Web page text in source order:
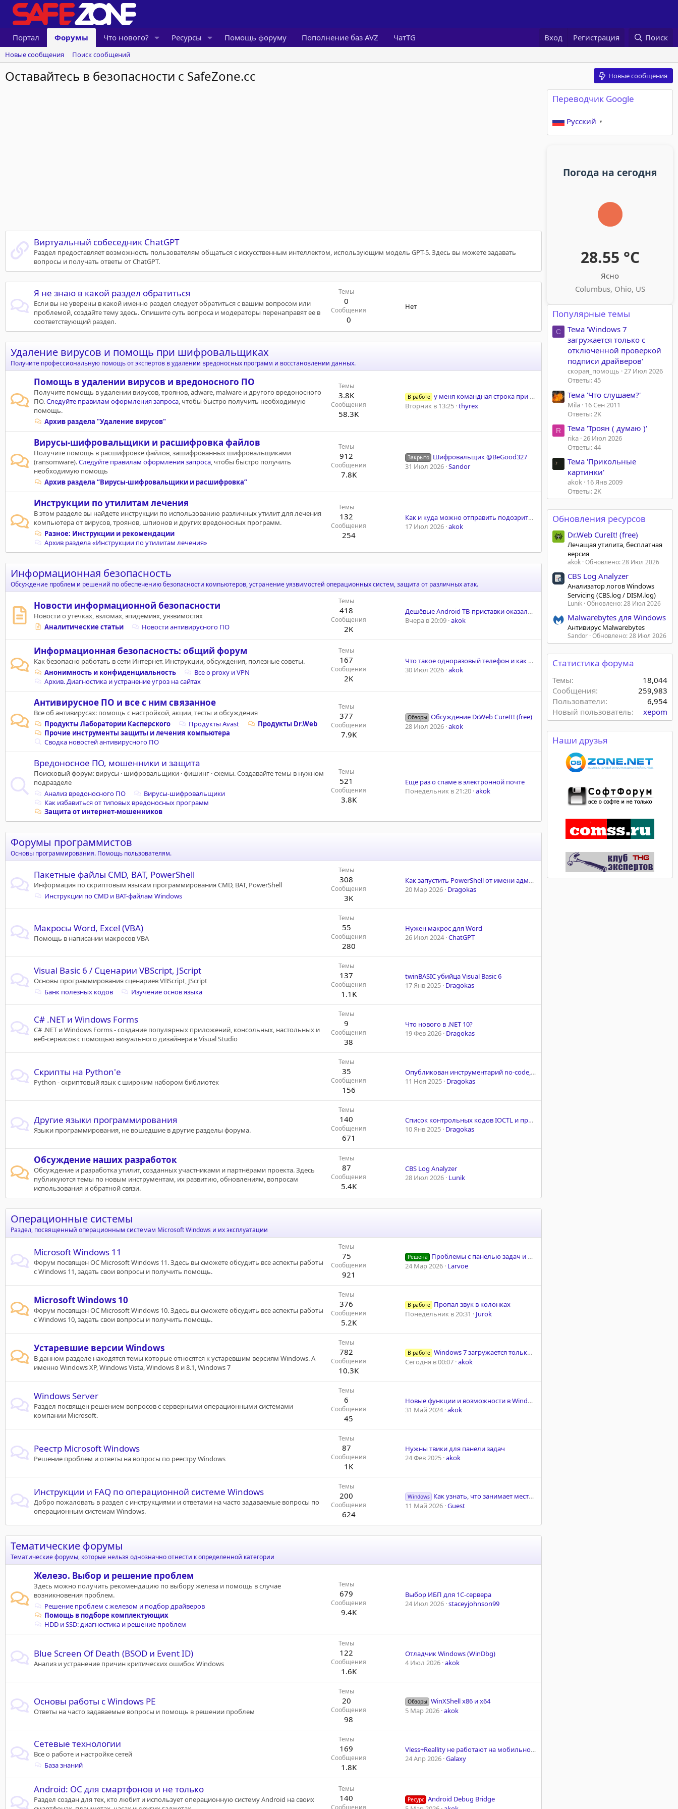
Портал Форумы Что нового? Ресурсы Помощь форуму Пополнение баз AVZ ЧатTG Вход Регистрация Поиск
Новые сообщения Поиск сообщений
Оставайтесь в безопасности с SafeZone.cc Новые сообщения
Виртуальный собеседник ChatGPT
Раздел предоставляет возможность пользователям общаться с искусственным интеллектом, использующим модель GPT-5. Здесь вы можете задавать
вопросы и получать ответы от ChatGPT.
Я не знаю в какой раздел обратиться
Если вы не уверены в какой именно раздел следует обратиться с вашим вопросом или
проблемой, создайте тему здесь. Опишите суть вопроса и модераторы перенаправят ее в
соответствующий раздел.
Темы
0
Сообщения
0
Нет
Удаление вирусов и помощь при шифровальщиках
Получите профессиональную помощь от экспертов в удалении вредоносных программ и восстановлении данных.
Помощь в удалении вирусов и вредоносного ПО
Получите помощь в удалении вирусов, троянов, adware, malware и другого вредоносного
ПО.Следуйте правилам оформления запроса, чтобы быстро получить необходимую
помощь.
Архив раздела "Удаление вирусов"
Темы
3.8K
Сообщения
58.3K
В работе у меня командная строка при включении компа
Вторник в 13:25 thyrex
Вирусы-шифровальщики и расшифровка файлов
Получите помощь в расшифровке файлов, зашифрованных шифровальщиками
(ransomware).Следуйте правилам оформления запроса, чтобы быстро получить
необходимую помощь
Архив раздела “Вирусы‑шифровальщики и расшифровка”
Темы
912
Сообщения
7.8K
Закрыто Шифровальщик @BeGood327
31 Июл 2026 Sandor
Инструкции по утилитам лечения
В этом разделе вы найдете инструкции по использованию различных утилит для лечения
компьютера от вирусов, троянов, шпионов и других вредоносных программ.
Разное: Инструкции и рекомендации
Архив раздела «Инструкции по утилитам лечения»
Темы
132
Сообщения
254
Как и куда можно отправить подозрительные файлы на анализ
17 Июл 2026 akok
Информационная безопасность
Обсуждение проблем и решений по обеспечению безопасности компьютеров, устранение уязвимостей операционных систем, защита от различных атак.
Новости информационной безопасности
Новости о утечках, взломах, эпидемиях, уязвимостях
Аналитические статьи
Новости антивирусного ПО
Темы
418
Сообщения
2K
Дешёвые Android ТВ-приставки оказались частью масштабной схемы рекламного мошенничества
Вчера в 20:09 akok
Информационная безопасность: общий форум
Как безопасно работать в сети Интернет. Инструкции, обсуждения, полезные советы.
Анонимность и конфиденциальность
Все о proxy и VPN
Архив. Диагностика и устранение угроз на сайтах
Темы
167
Сообщения
2K
Что такое одноразовый телефон и как его использовать?
30 Июл 2026 akok
Антивирусное ПО и все с ним связанное
Все об антивирусах: помощь с настройкой, акции, тесты и обсуждения
Продукты Лаборатории Касперского
Продукты Avast
Продукты Dr.Web
Прочие инструменты защиты и лечения компьютера
Сводка новостей антивирусного ПО
Темы
377
Сообщения
7.9K
Обзоры Обсуждение Dr.Web CureIt! (free)
28 Июл 2026 akok
Вредоносное ПО, мошенники и защита
Поисковый форум: вирусы · шифровальщики · фишинг · схемы. Создавайте темы в нужном
подразделе
Анализ вредоносного ПО
Вирусы-шифровальщики
Как избавиться от типовых вредоносных программ
Защита от интернет-мошенников
Темы
521
Сообщения
3.8K
Еще раз о спаме в электронной почте
Понедельник в 21:20 akok
Форумы программистов
Основы программирования. Помощь пользователям.
Пакетные файлы CMD, BAT, PowerShell
Информация по скриптовым языкам программирования CMD, BAT, PowerShell
Инструкции по CMD и BAT-файлам Windows
Темы
308
Сообщения
3K
Как запустить PowerShell от имени администратора
20 Мар 2026 Dragokas
Макросы Word, Excel (VBA)
Помощь в написании макросов VBA
Темы
55
Сообщения
280
Нужен макрос для Word
26 Июл 2024 ChatGPT
Visual Basic 6 / Сценарии VBScript, JScript
Основы программирования сценариев VBScript, JScript
Банк полезных кодов
Изучение основ языка
Темы
137
Сообщения
1.1K
twinBASIC убийца Visual Basic 6
17 Янв 2025 Dragokas
C# .NET и Windows Forms
C# .NET и Windows Forms - создание популярных приложений, консольных, настольных и
веб-сервисов с помощью визуального дизайнера в Visual Studio
Темы
9
Сообщения
38
Что нового в .NET 10?
19 Фев 2026 Dragokas
Скрипты на Python'е
Python - скриптовый язык с широким набором библиотек
Темы
35
Сообщения
156
Опубликован инструментарий no-code, позволяющий скрывать код в скриптах на языке Python.
11 Ноя 2025 Dragokas
Другие языки программирования
Языки программирования, не вошедшие в другие разделы форума.
Темы
140
Сообщения
671
Список контрольных кодов IOCTL и примеры использования
10 Янв 2025 Dragokas
Обсуждение наших разработок
Обсуждение и разработка утилит, созданных участниками и партнёрами проекта. Здесь
публикуются темы по новым инструментам, их развитию, обновлениям, вопросам
использования и обратной связи.
Темы
87
Сообщения
5.4K
CBS Log Analyzer
28 Июл 2026 Lunik
Операционные системы
Раздел, посвященный операционным системам Microsoft Windows и их эксплуатации
Microsoft Windows 11
Форум посвящен ОС Microsoft Windows 11. Здесь вы сможете обсудить все аспекты работы
с Windows 11, задать свои вопросы и получить помощь.
Темы
75
Сообщения
921
Решена
Проблемы с панелью задач и контекстным меню
24 Мар 2026 Larvoe
Microsoft Windows 10
Форум посвящен ОС Microsoft Windows 10. Здесь вы сможете обсудить все аспекты работы
с Windows 10, задать свои вопросы и получить помощь.
Темы
376
Сообщения
5.2K
В работе Пропал звук в колонках
Понедельник в 20:31
Jurok
Устаревшие версии Windows
В данном разделе находятся темы которые относятся к устаревшим версиям Windows. А
именно Windows XP, Windows Vista, Windows 8 и 8.1, Windows 7
Темы
782
Сообщения
10.3K
В работе Windows 7 загружается только с отключенной проверкой подписи драйверов
Сегодня в 00:07 akok
Windows Server
Раздел посвящен решением вопросов с серверными операционными системами
компании Microsoft.
Темы
6
Сообщения
45
Новые функции и возможности в Windows Server 2025
31 Май 2024 akok
Реестр Microsoft Windows
Решение проблем и ответы на вопросы по реестру Windows
Темы
87
Сообщения
1K
Нужны твики для панели задач
24 Фев 2025 akok
Инструкции и FAQ по операционной системе Windows
Добро пожаловать в раздел с инструкциями и ответами на часто задаваемые вопросы по
операционным системам Windows.
Темы
200
Сообщения
624
Windows Как узнать, что занимает место на диске в Windows
11 Май 2026 Guest
Тематические форумы
Тематические форумы, которые нельзя однозначно отнести к определенной категории
Железо. Выбор и решение проблем
Здесь можно получить рекомендацию по выбору железа и помощь в случае
возникновения проблем.
Решение проблем с железом и подбор драйверов
Помощь в подборе комплектующих
HDD и SSD: диагностика и решение проблем
Темы
679
Сообщения
9.4K
Выбор ИБП для 1С-сервера
24 Июл 2026 staceyjohnson99
Blue Screen Of Death (BSOD и Event ID)
Анализ и устранение причин критических ошибок Windows
Темы
122
Сообщения
1.6K
Отладчик Windows (WinDbg)
4 Июл 2026 akok
Основы работы с Windows PE
Ответы на часто задаваемые вопросы и помощь в решении проблем
Темы
20
Сообщения
98
Обзоры WinXShell x86 и x64
5 Мар 2026 akok
Сетевые технологии
Все о работе и настройке сетей
База знаний
Темы
169
Сообщения
1.8K
Vless+Reallity не работают на мобильном интернете.
24 Апр 2026 Galaxy
Android: ОС для смартфонов и не только
Раздел создан для тех, кто любит и использует операционную систему Android на своих
Темы
140
Сообщения
Ресурс Android Debug Bridge
Переводчик Google
Русский ▼
Погода на сегодня
28.55 °C
Ясно
Columbus, Ohio, US
Популярные темы
С
Тема 'Windows 7
загружается только с
отключенной проверкой
подписи драйверов'
скорая_помощь 27 Июл 2026
Ответы: 45
Тема 'Что слушаем?'
Mila 16 Сен 2011
Ответы: 2K
R Тема 'Троян ( думаю )'
rika 26 Июл 2026
Ответы: 44
Тема 'Прикольные
картинки'
akok 16 Янв 2009
Ответы: 2K
Обновления ресурсов
Dr.Web CureIt! (free)
Лечащая утилита, бесплатная
версия
akok Обновлено:28 Июл 2026
CBS Log Analyzer
Анализатор логов Windows
Servicing (CBS.log / DISM.log)
Lunik Обновлено:28 Июл 2026
Malwarebytes для Windows
Антивирус Malwarebytes
Sandor Обновлено:28 Июл 2026
Статистика форума
Темы
18,044
Сообщения
259,983
Пользователи
6,954
Новый пользователь
xepom
Наши друзья